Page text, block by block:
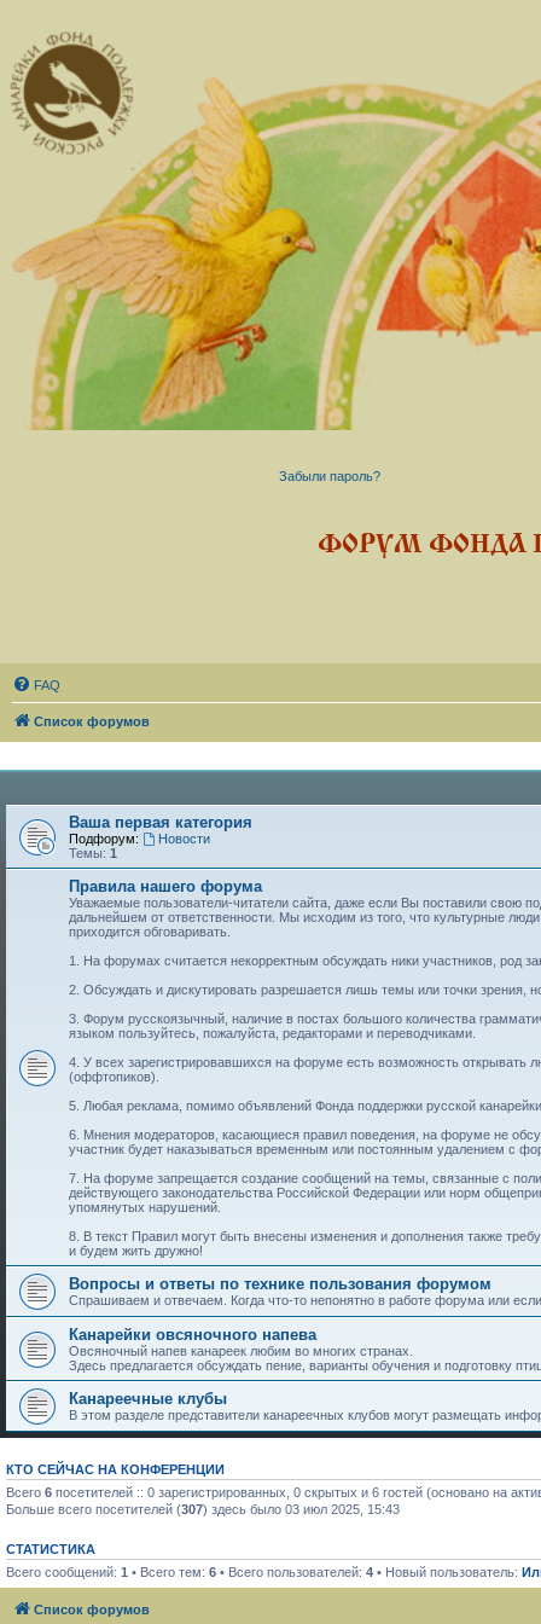
Забыли пароль?
ФОРУМ ФОНДА
FAQ
Список форумов
Ваша первая категория
Подфорум:
Новости
Темы: 1
Правила нашего форума
Уважаемые пользователи-читатели сайта, даже если Вы поставили свою
дальнейшем от ответственности. Мы исходим из того, что культурные
приходится обговаривать.
1. На форумах считается некорректным обсуждать ники участников, род
2. Обсуждать и дискутировать разрешается лишь темы или точки зрения,
3. Форум русскоязычный, наличие в постах большого количества
языком пользуйтесь, пожалуйста, редакторами и переводчиками.
4. У всех зарегистрировавшихся на форуме есть возможность
(оффтопиков).
5. Любая реклама, помимо объявлений Фонда поддержки русской
6. Мнения модераторов, касающиеся правил поведения, на форуме не
участник будет наказываться временным или постоянным удалением с
7. На форуме запрещается создание сообщений на темы, связанные с
действующего законодательства Российской Федерации или норм
упомянутых нарушений.
8. В текст Правил могут быть внесены изменения и дополнения также
и будем жить дружно!
Вопросы и ответы по технике пользования форумом
Спрашиваем и отвечаем. Когда что-то непонятно в работе форума или
Канарейки овсяночного напева
Овсяночный напев канареек любим во многих странах.
Здесь предлагается обсуждать пение, варианты обучения и подготовку
Канареечные клубы
В этом разделе представители канареечных клубов могут размещать
КТО СЕЙЧАС НА КОНФЕРЕНЦИИ
Всего 6 посетителей :: 0 зарегистрированных, 0 скрытых и 6 гостей (основано на
Больше всего посетителей (307) здесь было 03 июл 2025, 15:43
СТАТИСТИКА
Всего сообщений: 1 • Всего тем: 6 • Всего пользователей: 4 • Новый пользователь:
Список форумов